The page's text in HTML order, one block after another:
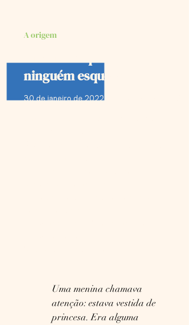
Uma menina chamava
atenção: estava vestida de
princesa. Era alguma
A origem
Uma noite que
ninguém esquece
30 de janeiro de 2022 · Francisco Morato, SP